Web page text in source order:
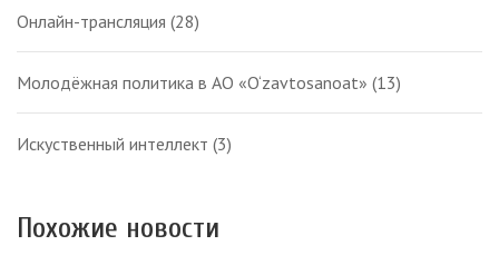
Онлайн-трансляция (28)
Молодёжная политика в АО «O‘zavtosanoat» (13)
Искуственный интеллект (3)
Похожие новости